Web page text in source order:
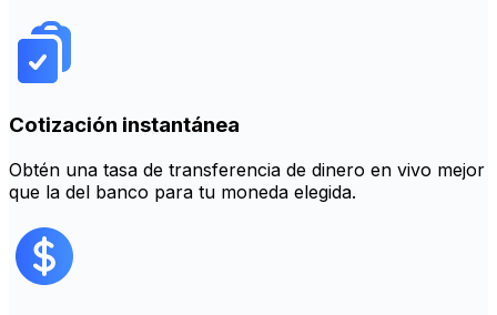
Cotización instantánea
Obtén una tasa de transferencia de dinero en vivo mejor
que la del banco para tu moneda elegida.